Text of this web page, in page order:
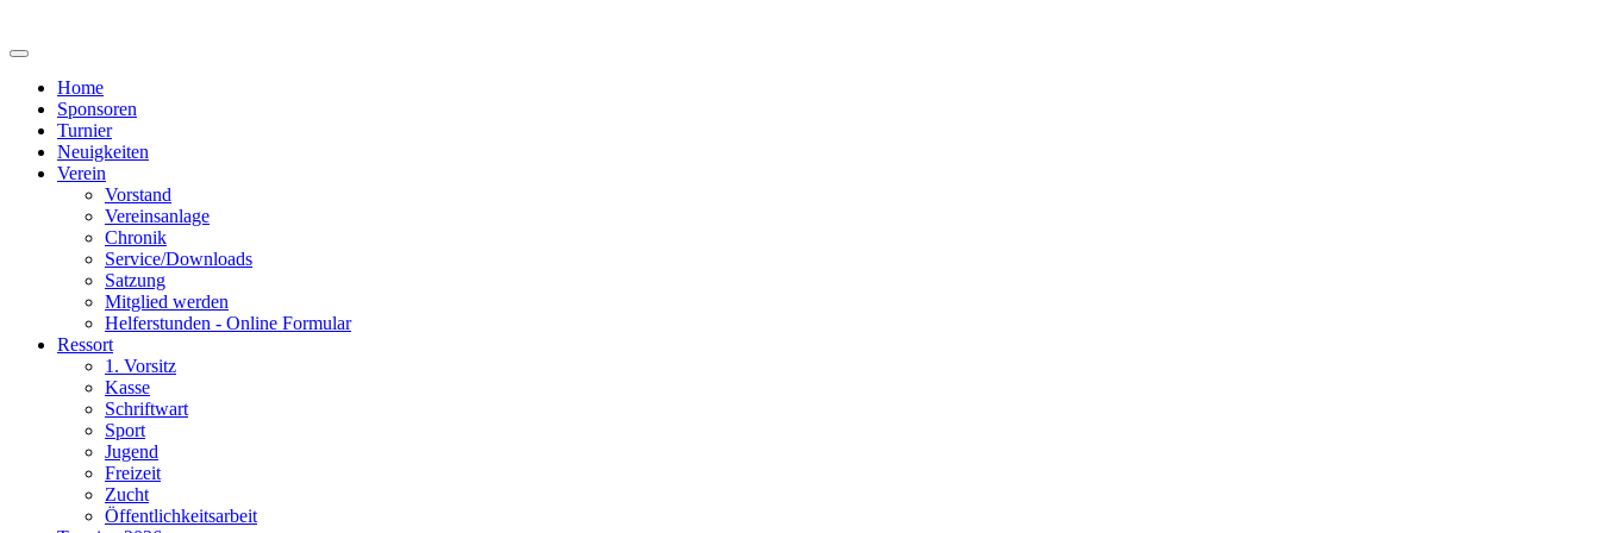
Home
Sponsoren
Turnier
Neuigkeiten
Verein
Vorstand
Vereinsanlage
Chronik
Service/Downloads
Satzung
Mitglied werden
Helferstunden - Online Formular
Ressort
1. Vorsitz
Kasse
Schriftwart
Sport
Jugend
Freizeit
Zucht
Öffentlichkeitsarbeit